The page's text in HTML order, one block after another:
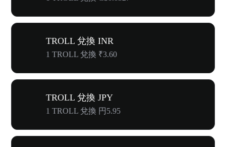
TROLL 兌換 INR
1 TROLL 兌換 ₹3.60
TROLL 兌換 JPY
1 TROLL 兌換 円5.95